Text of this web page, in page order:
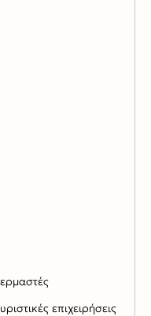
επιχειρήσεις